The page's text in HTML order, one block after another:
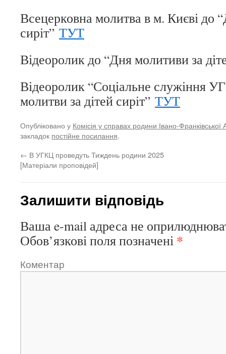
Всецерковна молитва в м. Києві до
сиріт” ТУТ
Відеоролик до “Дня молитиви за
Відеоролик “Соціальне служіння
молитви за дітей сиріт” ТУТ
Опубліковано у Комісія у справах родини Івано-Франківської
закладок постійне посилання.
← В УГКЦ проведуть Тиждень родини 2025
[Матеріали проповідей]
Залишити відповідь
Ваша e-mail адреса не
Обов’язкові поля позначені *
Коментар